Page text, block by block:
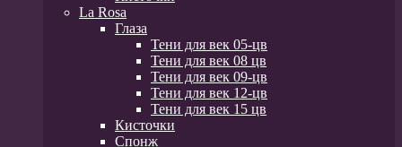
La Rosa
Глаза
Тени для век 05-цв
Тени для век 08 цв
Тени для век 09-цв
Тени для век 12-цв
Тени для век 15 цв
Кисточки
Спонж